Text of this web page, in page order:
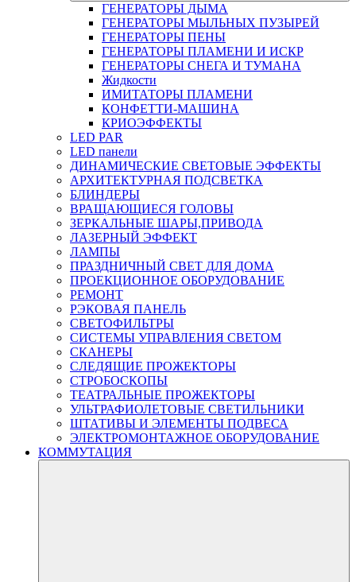
ГЕНЕРАТОРЫ ДЫМА
ГЕНЕРАТОРЫ МЫЛЬНЫХ ПУЗЫРЕЙ
ГЕНЕРАТОРЫ ПЕНЫ
ГЕНЕРАТОРЫ ПЛАМЕНИ И ИСКР
ГЕНЕРАТОРЫ СНЕГА И ТУМАНА
Жидкости
ИМИТАТОРЫ ПЛАМЕНИ
КОНФЕТТИ-МАШИНА
КРИОЭФФЕКТЫ
LED PAR
LED панели
ДИНАМИЧЕСКИЕ СВЕТОВЫЕ ЭФФЕКТЫ
АРХИТЕКТУРНАЯ ПОДСВЕТКА
БЛИНДЕРЫ
ВРАЩАЮЩИЕСЯ ГОЛОВЫ
ЗЕРКАЛЬНЫЕ ШАРЫ,ПРИВОДА
ЛАЗЕРНЫЙ ЭФФЕКТ
ЛАМПЫ
ПРАЗДНИЧНЫЙ СВЕТ ДЛЯ ДОМА
ПРОЕКЦИОННОЕ ОБОРУДОВАНИЕ
РЕМОНТ
РЭКОВАЯ ПАНЕЛЬ
СВЕТОФИЛЬТРЫ
СИСТЕМЫ УПРАВЛЕНИЯ СВЕТОМ
СКАНЕРЫ
СЛЕДЯЩИЕ ПРОЖЕКТОРЫ
СТРОБОСКОПЫ
ТЕАТРАЛЬНЫЕ ПРОЖЕКТОРЫ
УЛЬТРАФИОЛЕТОВЫЕ СВЕТИЛЬНИКИ
ШТАТИВЫ И ЭЛЕМЕНТЫ ПОДВЕСА
ЭЛЕКТРОМОНТАЖНОЕ ОБОРУДОВАНИЕ
КОММУТАЦИЯ